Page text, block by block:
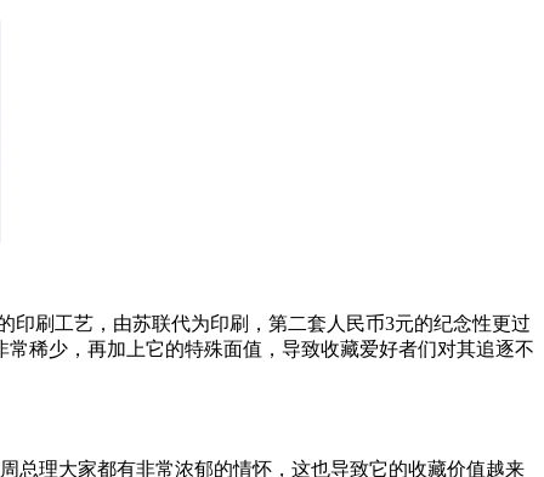
刷工艺，由苏联代为印刷，第二套人民币3元的纪念性更过
稀少，再加上它的特殊面值，导致收藏爱好者们对其追逐不
理大家都有非常浓郁的情怀，这也导致它的收藏价值越来